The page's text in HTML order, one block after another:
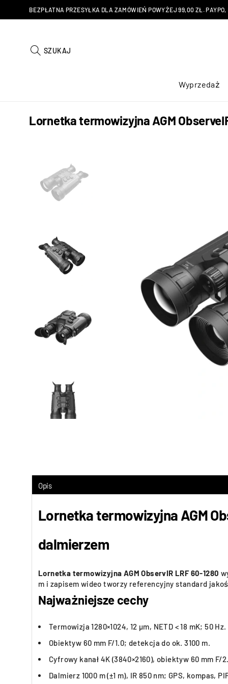
BEZPŁATNA PRZESYŁKA DLA ZAMÓWIEŃ POWYŻEJ 99,00 ZŁ.
SZUKAJ
Wyprzedaż
Lornetka termowizyjna AGM
Opis
Lornetka termowizyjna AGM
dalmierzem
Lornetka termowizyjna AGM ObservIR LRF 60-1280
m i zapisem wideo tworzy referencyjny standard
Najważniejsze cechy
Termowizja 1280×1024, 12 µm, NETD < 18 mK; 50 Hz.
Obiektyw 60 mm F/1.0; detekcja do ok. 3100 m.
Cyfrowy kanał 4K (3840×2160), obiektyw 60 mm F/
Dalmierz 1000 m (±1 m), IR 850 nm; GPS, kompas,